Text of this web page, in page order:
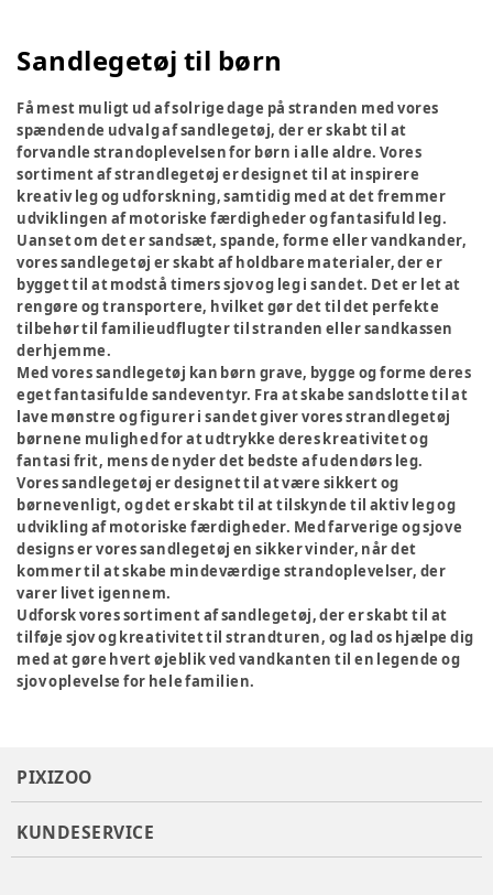
Sandlegetøj til børn
Få mest muligt ud af solrige dage på stranden med vores
spændende udvalg af sandlegetøj, der er skabt til at
forvandle strandoplevelsen for børn i alle aldre. Vores
sortiment af strandlegetøj er designet til at inspirere
kreativ leg og udforskning, samtidig med at det fremmer
udviklingen af motoriske færdigheder og fantasifuld leg.
Uanset om det er sandsæt, spande, forme eller vandkander,
vores sandlegetøj er skabt af holdbare materialer, der er
bygget til at modstå timers sjov og leg i sandet. Det er let at
rengøre og transportere, hvilket gør det til det perfekte
tilbehør til familieudflugter til stranden eller sandkassen
derhjemme.
Med vores sandlegetøj kan børn grave, bygge og forme deres
eget fantasifulde sandeventyr. Fra at skabe sandslotte til at
lave mønstre og figurer i sandet giver vores strandlegetøj
børnene mulighed for at udtrykke deres kreativitet og
fantasi frit, mens de nyder det bedste af udendørs leg.
Vores sandlegetøj er designet til at være sikkert og
børnevenligt, og det er skabt til at tilskynde til aktiv leg og
udvikling af motoriske færdigheder. Med farverige og sjove
designs er vores sandlegetøj en sikker vinder, når det
kommer til at skabe mindeværdige strandoplevelser, der
varer livet igennem.
Udforsk vores sortiment af sandlegetøj, der er skabt til at
tilføje sjov og kreativitet til strandturen, og lad os hjælpe dig
med at gøre hvert øjeblik ved vandkanten til en legende og
sjov oplevelse for hele familien.
PIXIZOO
KUNDESERVICE